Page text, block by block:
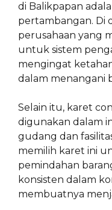
di Balikpapan
pertambangan. Di
perusahaan yang
untuk sistem
mengingat
dalam menangani
Selain itu, karet
digunakan dalam
gudang dan
memilih karet ini
pemindahan
konsisten dalam
membuatnya